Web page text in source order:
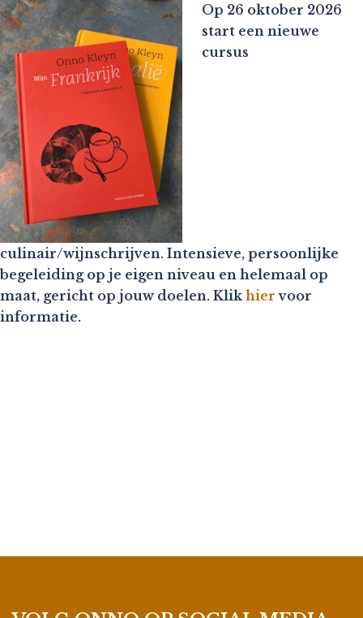
Op 26 oktober 2026
start een nieuwe
cursus
culinair/wijnschrijven. Intensieve, persoonlijke
begeleiding op je eigen niveau en helemaal op
maat, gericht op jouw doelen. Klik hier voor
informatie.